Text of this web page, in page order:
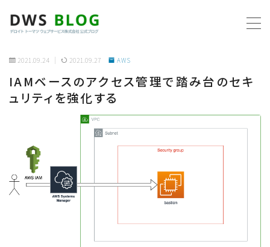
ホーム
プログラミング
ビジネス
2021.09.24 2021.09.27 AWS
IAMベースのアクセス管理で踏み台のセキ
ュリティを強化する